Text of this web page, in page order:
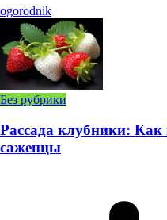
ogorodnik
Без рубрики
Рассада клубники:
саженцы